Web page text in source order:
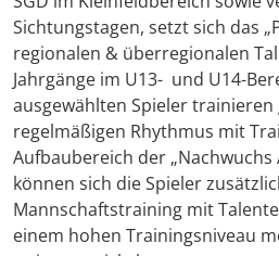
Sichtungstagen, setzt sich das
regionalen & überregionalen
Jahrgänge im U13- und U14-
ausgewählten Spieler
regelmäßigen Rhythmus mit
Aufbaubereich der „Nachwuchs
können sich die Spieler
Mannschaftstraining mit
einem hohen Trainingsniveau